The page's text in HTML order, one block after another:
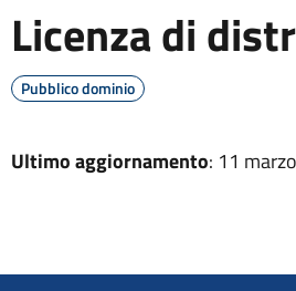
Licenza di
Pubblico dominio
Ultimo aggiornamento: 11